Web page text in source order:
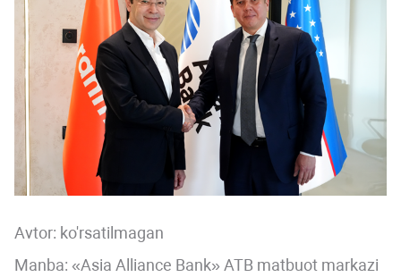
Avtor: ko'rsatilmagan
Manba: «Asia Alliance Bank» ATB matbuot markazi